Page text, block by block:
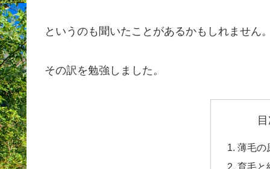
というのも聞いたことがあるかもしれません。
その訳を勉強しました。
薄毛の